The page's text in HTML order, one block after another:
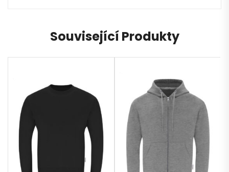
Související Produkty